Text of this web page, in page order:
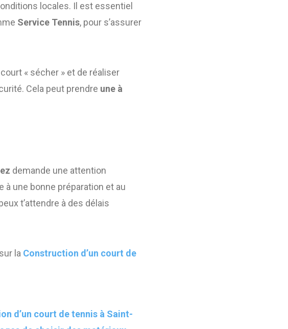
locales. Il est essentiel
Service Tennis, pour s’assurer
« sécher » et de réaliser
Cela peut prendre une à
demande une attention
à une bonne préparation et au
t’attendre à des délais
la Construction d’un court de
d’un court de tennis à Saint-